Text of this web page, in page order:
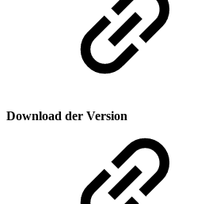
Download der Version